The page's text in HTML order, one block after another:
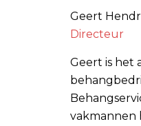
Geert
Directeur
Geert is het
vakmannen